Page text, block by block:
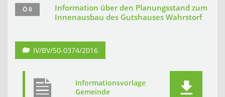
Ö 8
Information über den Planungsstand zum
Innenausbau des Gutshauses Wahrstorf
IV/BV/50-0374/2016
Informationsvorlage
Gemeinde